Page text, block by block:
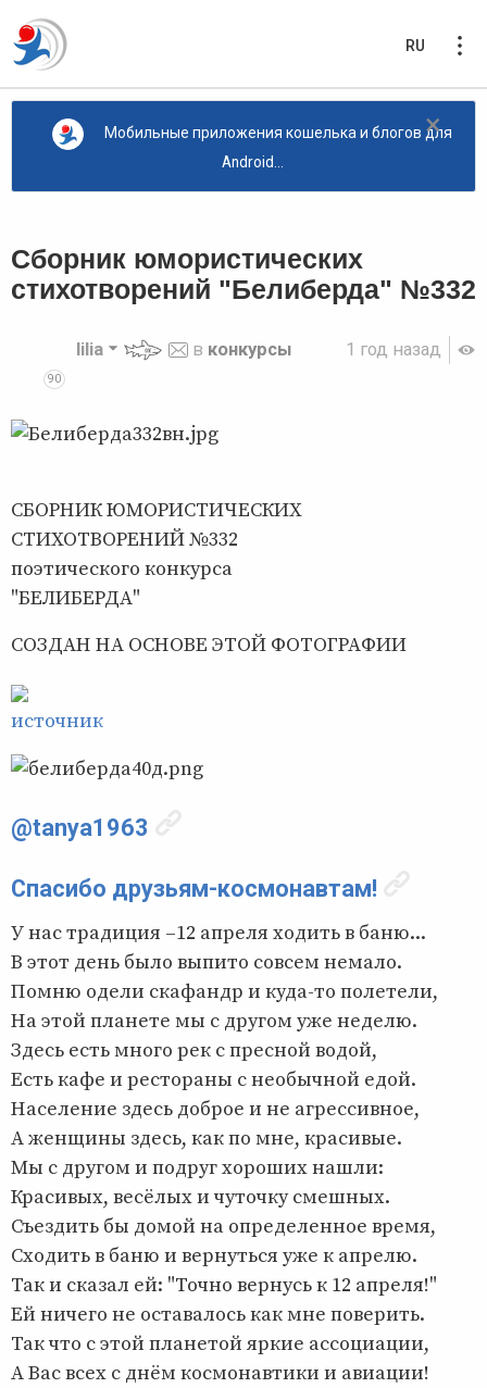
RU
×
Мобильные приложения кошелька и блогов для
Android...
Сборник юмористических
стихотворений "Белиберда" №332
1 год назад
90
lilia в конкурсы
СБОРНИК ЮМОРИСТИЧЕСКИХ
СТИХОТВОРЕНИЙ №332
поэтического конкурса
"БЕЛИБЕРДА"
СОЗДАН НА ОСНОВЕ ЭТОЙ ФОТОГРАФИИ
источник
@tanya1963
Спасибо друзьям-космонавтам!
У нас традиция –12 апреля ходить в баню...
В этот день было выпито совсем немало.
Помню одели скафандр и куда-то полетели,
На этой планете мы с другом уже неделю.
Здесь есть много рек с пресной водой,
Есть кафе и рестораны с необычной едой.
Население здесь доброе и не агрессивное,
А женщины здесь, как по мне, красивые.
Мы с другом и подруг хороших нашли:
Красивых, весёлых и чуточку смешных.
Съездить бы домой на определенное время,
Сходить в баню и вернуться уже к апрелю.
Так и сказал ей: "Точно вернусь к 12 апреля!"
Ей ничего не оставалось как мне поверить.
Так что с этой планетой яркие ассоциации,
А Вас всех с днём космонавтики и авиации!